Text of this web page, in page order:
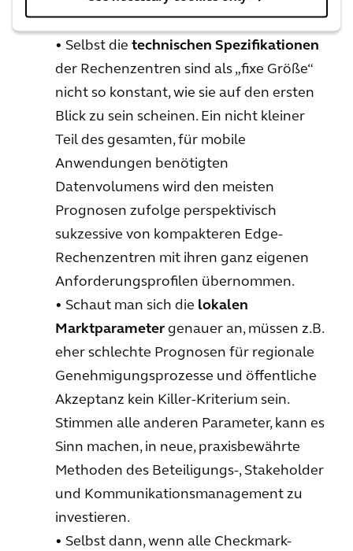
Anbieter.
• Selbst die technischen Spezifikationen
der Rechenzentren sind als „fixe Größe“
nicht so konstant, wie sie auf den ersten
Blick zu sein scheinen. Ein nicht kleiner
Teil des gesamten, für mobile
Anwendungen benötigten
Datenvolumens wird den meisten
Prognosen zufolge perspektivisch
sukzessive von kompakteren Edge-
Rechenzentren mit ihren ganz eigenen
Anforderungsprofilen übernommen.
• Schaut man sich die lokalen
Marktparameter genauer an, müssen z.B.
eher schlechte Prognosen für regionale
Genehmigungsprozesse und öffentliche
Akzeptanz kein Killer-Kriterium sein.
Stimmen alle anderen Parameter, kann es
Sinn machen, in neue, praxisbewährte
Methoden des Beteiligungs-, Stakeholder
und Kommunikationsmanagement zu
investieren.
• Selbst dann, wenn alle Checkmark-